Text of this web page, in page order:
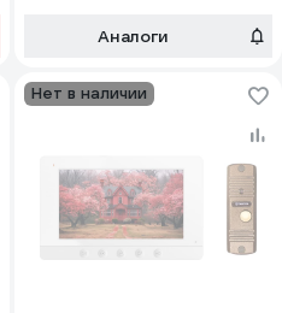
Аналоги
Нет в наличии